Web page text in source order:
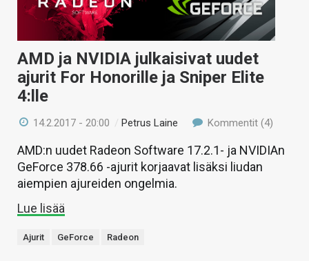
AMD ja NVIDIA julkaisivat uudet
ajurit For Honorille ja Sniper Elite
4:lle
14.2.2017 - 20:00 / Petrus Laine Kommentit (4)
AMD:n uudet Radeon Software 17.2.1- ja NVIDIAn
GeForce 378.66 -ajurit korjaavat lisäksi liudan
aiempien ajureiden ongelmia.
Lue lisää
Ajurit GeForce Radeon